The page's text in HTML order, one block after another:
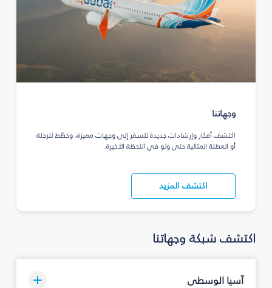
وجهاتنا
اكتشف أفكار وإرشادات جديدة للسفر إلى وجهات مميزة، وخطّط للرحلة
أو العطلة المثالية حتى ولو في اللحظة الأخيرة.
اكتشف المزيد
اكتشف شبكة وجهاتنا
آسيا الوسطى